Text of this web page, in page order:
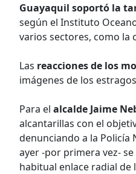
Guayaquil soportó la
según el Instituto
varios sectores, como la
Las reacciones de los
imágenes de los
Para el alcalde Jaime
alcantarillas con el
denunciando a la Policía
ayer -por primera vez-
habitual enlace radial de